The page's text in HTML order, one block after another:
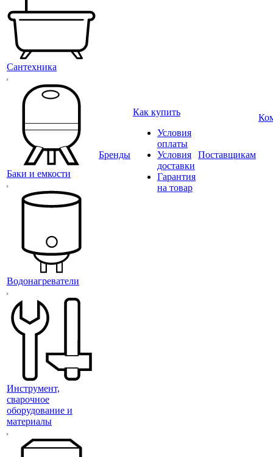
Сантехника
Баки и емкости
Водонагреватели
Инструмент,
сварочное
оборудование и
материалы
Бренды
Как купить
Условия
оплаты
Условия
доставки
Гарантия
на товар
Поставщикам